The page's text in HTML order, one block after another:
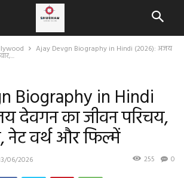
Ajay Devgn Biography in Hindi (2026): अजय
Biography in Hindi
देवगन का जीवन परिचय,
नेट वर्थ और फिल्में
06/2026 0
255